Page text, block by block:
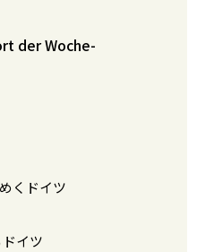
der Woche-
くドイツ
イツ